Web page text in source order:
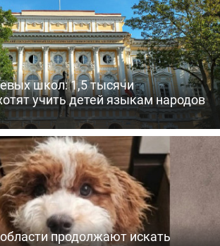
школ: 1,5 тысячи
учить детей языкам народов
продолжают искать